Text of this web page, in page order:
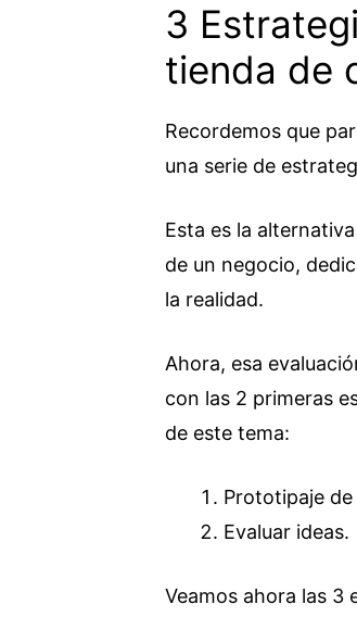
3
tienda de
Recordemos que
una serie de
Esta es la
de un negocio,
la realidad.
Ahora, esa
con las 2 primeras
de este tema:
Prototipaje
Evaluar ideas.
Veamos ahora las 3